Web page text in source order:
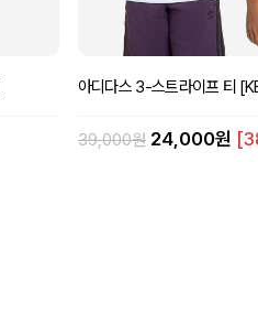
아디다스 3-스트라이프 티
39,000원 24,000원